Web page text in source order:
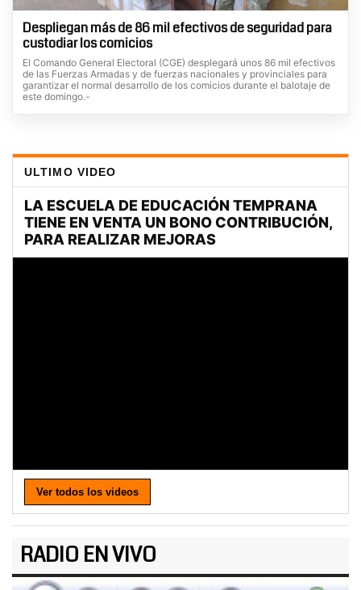
Despliegan más de 86 mil efectivos de seguridad para
custodiar los comicios
El Comando General Electoral (CGE) desplegará unos 86 mil efectivos
de las Fuerzas Armadas y de fuerzas nacionales y provinciales para
garantizar el normal desarrollo de los comicios durante el balotaje de
este domingo.-
ULTIMO VIDEO
Ver todos los videos
RADIO EN VIVO